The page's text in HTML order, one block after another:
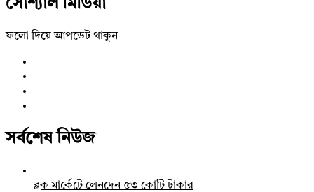
সোশ্যাল মিডিয়া
ফলো দিয়ে আপডেট থাকুন
সর্বশেষ নিউজ
ব্লক মার্কেটে লেনদেন ৫৩ কোটি টাকার